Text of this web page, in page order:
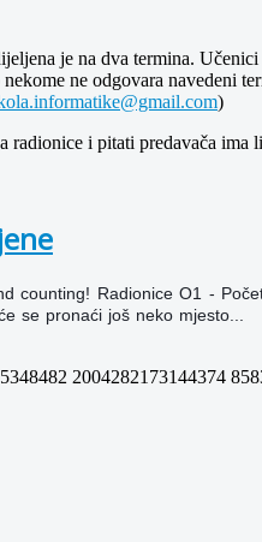
je na dva termina.
ne odgovara navedeni
)
radionice i pitati predavača ima
counting! Radionice O1 -
se pronaći još neko mjesto...